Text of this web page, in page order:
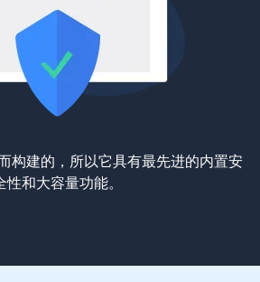
构建的，所以它具有最先进的内置安
性和大容量功能。